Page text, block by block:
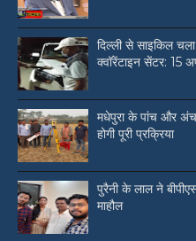
दिल्ली से साइकिल
क्वॉरेंटाइन सेंटर: 15
मधेपुरा के पांच और
होगी पूरी प्रक्रिया
पुरैनी के लाल ने
माहौल